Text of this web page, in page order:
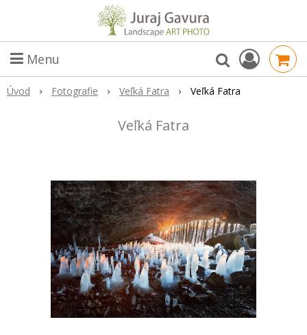
Menu
Úvod Fotografie Veľká Fatra Veľká Fatra
Veľká Fatra